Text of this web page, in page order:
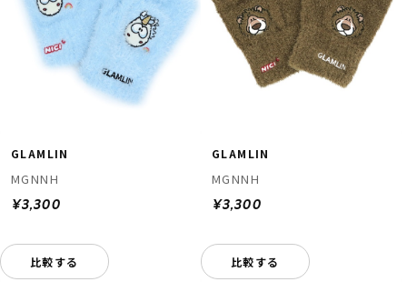
GLAMLIN
MGNNH
¥3,300
比較する
GLAMLIN
MGNNH
¥3,300
比較する